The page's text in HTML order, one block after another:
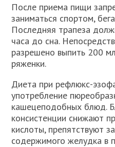
После приема пищи
заниматься спортом,
Последняя трапеза
часа до сна.
разрешено выпить 200
ряженки.
Диета при рефлюкс-
употребление
кашецеподобных блюд.
консистенции снижают
кислоты, препятствуют
содержимого желудка в